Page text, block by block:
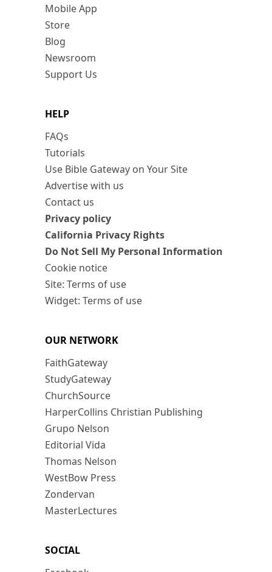
Mobile App
Store
Blog
Newsroom
Support Us
HELP
FAQs
Tutorials
Use Bible Gateway on Your Site
Advertise with us
Contact us
Privacy policy
California Privacy Rights
Do Not Sell My Personal Information
Cookie notice
Site: Terms of use
Widget: Terms of use
OUR NETWORK
FaithGateway
StudyGateway
ChurchSource
HarperCollins Christian Publishing
Grupo Nelson
Editorial Vida
Thomas Nelson
WestBow Press
Zondervan
MasterLectures
SOCIAL